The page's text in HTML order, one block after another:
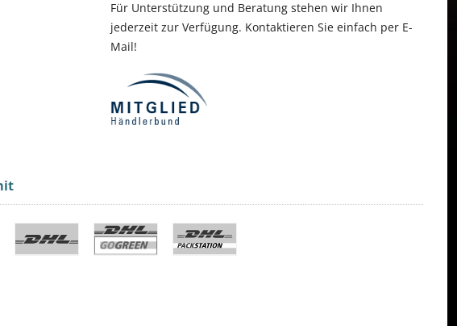
Für Unterstützung und Beratung stehen wir Ihnen
jederzeit zur Verfügung. Kontaktieren Sie einfach per E-
Mail!